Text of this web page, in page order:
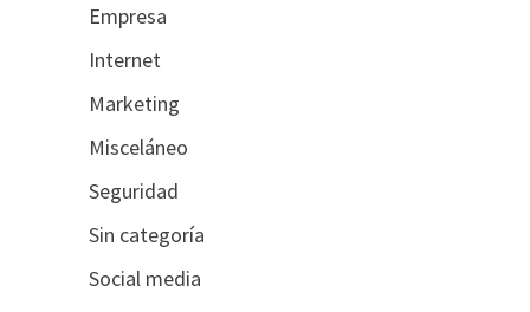
Empresa
Internet
Marketing
Misceláneo
Seguridad
Sin categoría
Social media